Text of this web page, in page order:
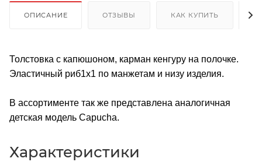
ОПИСАНИЕ ОТЗЫВЫ КАК КУПИТЬ
Толстовка с капюшоном, карман кенгуру на полочке.
Эластичный риб1х1 по манжетам и низу изделия.
В ассортименте так же представлена аналогичная
детская модель Capucha.
Характеристики